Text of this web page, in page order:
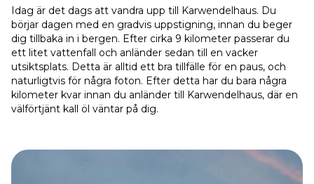
Idag är det dags att vandra upp till Karwendelhaus. Du
börjar dagen med en gradvis uppstigning, innan du beger
dig tillbaka in i bergen. Efter cirka 9 kilometer passerar du
ett litet vattenfall och anländer sedan till en vacker
utsiktsplats. Detta är alltid ett bra tillfälle för en paus, och
naturligtvis för några foton. Efter detta har du bara några
kilometer kvar innan du anländer till Karwendelhaus, där en
välförtjänt kall öl väntar på dig.